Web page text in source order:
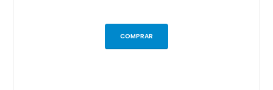
COMPRAR